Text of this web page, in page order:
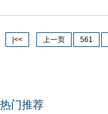
|<< 上一页 561